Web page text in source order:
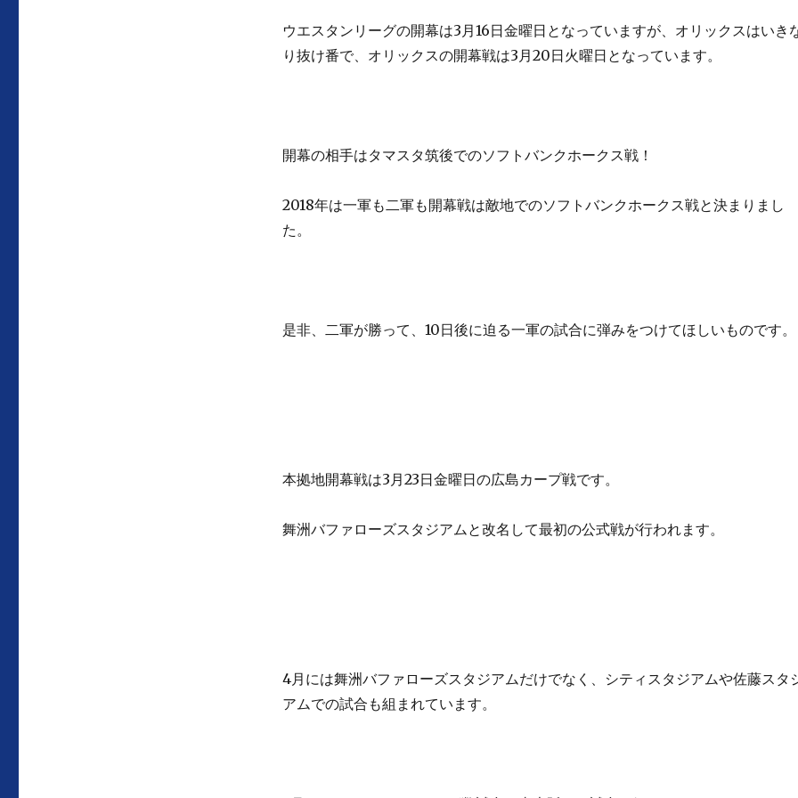
ウエスタンリーグの開幕は3月16日金曜日となっていますが、オリックスはいき
り抜け番で、オリックスの開幕戦は3月20日火曜日となっています。
開幕の相手はタマスタ筑後でのソフトバンクホークス戦！
2018年は一軍も二軍も開幕戦は敵地でのソフトバンクホークス戦と決まりまし
た。
是非、二軍が勝って、10日後に迫る一軍の試合に弾みをつけてほしいものです。
本拠地開幕戦は3月23日金曜日の広島カープ戦です。
舞洲バファローズスタジアムと改名して最初の公式戦が行われます。
4月には舞洲バファローズスタジアムだけでなく、シティスタジアムや佐藤スタ
アムでの試合も組まれています。